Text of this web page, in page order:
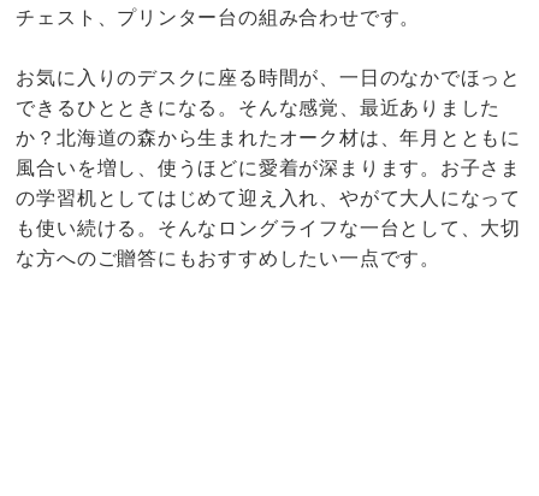
チェスト、プリンター台の組み合わせです。
お気に入りのデスクに座る時間が、一日のなかでほっと
できるひとときになる。そんな感覚、最近ありました
か？北海道の森から生まれたオーク材は、年月とともに
風合いを増し、使うほどに愛着が深まります。お子さま
の学習机としてはじめて迎え入れ、やがて大人になって
も使い続ける。そんなロングライフな一台として、大切
な方へのご贈答にもおすすめしたい一点です。